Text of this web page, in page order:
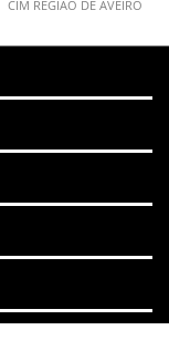
CIM REGIÃO DE AVEIRO